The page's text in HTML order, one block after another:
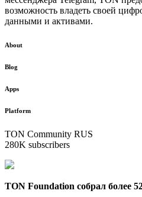
возможность владеть своей
данными и активами.
About
Blog
Apps
Platform
TON Community RUS
280K subscribers
TON Foundation собрал более